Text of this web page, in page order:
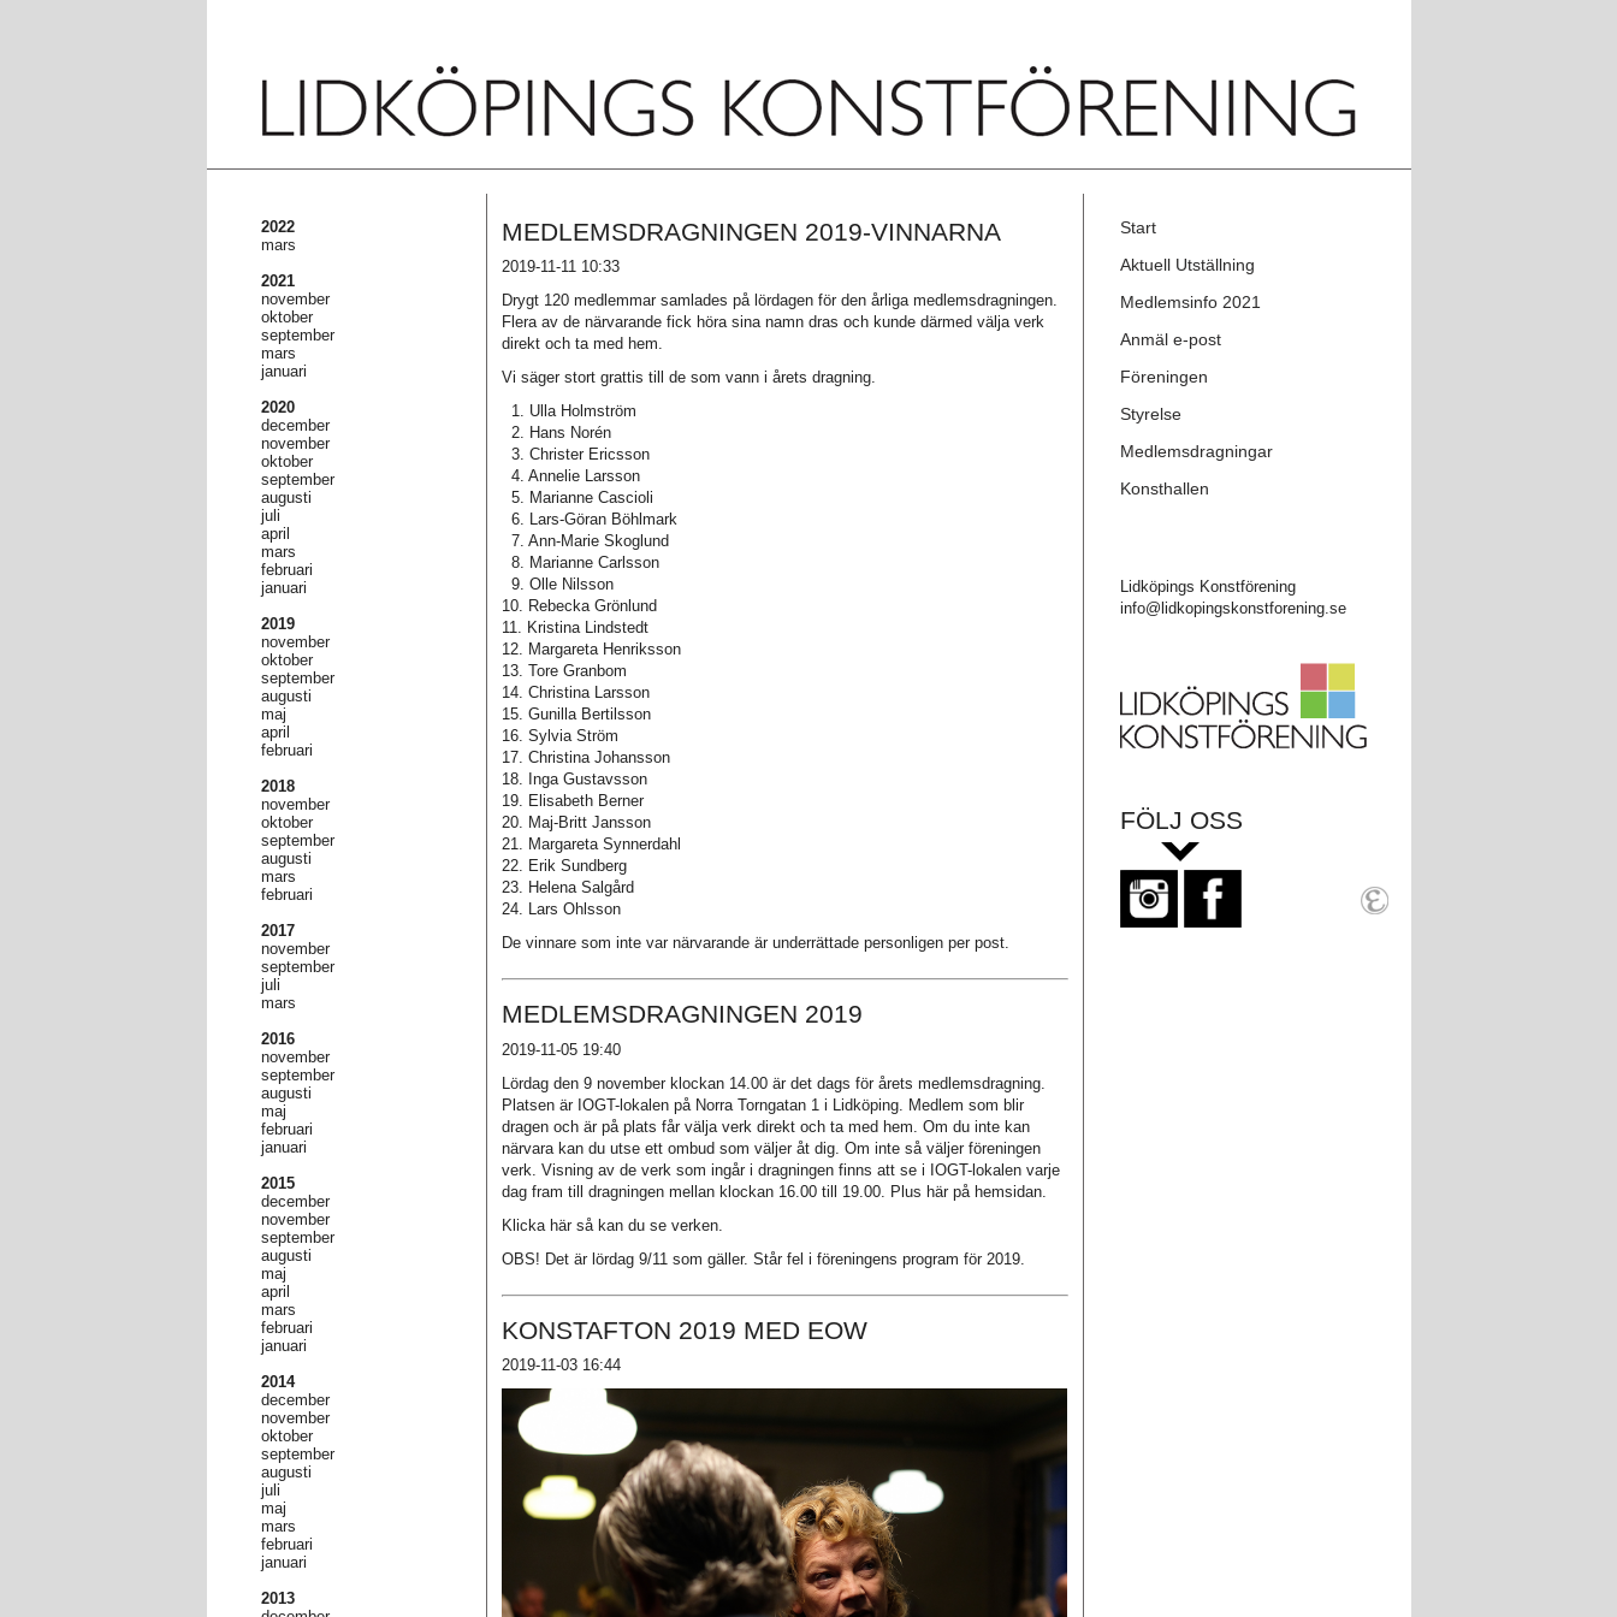
2022
mars
2021
november
oktober
september
mars
januari
2020
december
november
oktober
september
augusti
juli
april
mars
februari
januari
2019
november
oktober
september
augusti
maj
april
februari
2018
november
oktober
september
augusti
mars
februari
2017
november
september
juli
mars
2016
november
september
augusti
maj
februari
januari
2015
december
november
september
augusti
maj
april
mars
februari
januari
2014
december
november
oktober
september
augusti
juli
maj
mars
februari
januari
2013
MEDLEMSDRAGNINGEN 2019-VINNARNA
2019-11-11 10:33
Drygt 120 medlemmar samlades på lördagen för den årliga medlemsdragningen.
Flera av de närvarande fick höra sina namn dras och kunde därmed välja verk
direkt och ta med hem.
Vi säger stort grattis till de som vann i årets dragning.
1. Ulla Holmström
2. Hans Norén
3. Christer Ericsson
4. Annelie Larsson
5. Marianne Cascioli
6. Lars-Göran Böhlmark
7. Ann-Marie Skoglund
8. Marianne Carlsson
9. Olle Nilsson
10. Rebecka Grönlund
11. Kristina Lindstedt
12. Margareta Henriksson
13. Tore Granbom
14. Christina Larsson
15. Gunilla Bertilsson
16. Sylvia Ström
17. Christina Johansson
18. Inga Gustavsson
19. Elisabeth Berner
20. Maj-Britt Jansson
21. Margareta Synnerdahl
22. Erik Sundberg
23. Helena Salgård
24. Lars Ohlsson
De vinnare som inte var närvarande är underrättade personligen per post.
MEDLEMSDRAGNINGEN 2019
2019-11-05 19:40
Lördag den 9 november klockan 14.00 är det dags för årets medlemsdragning.
Platsen är IOGT-lokalen på Norra Torngatan 1 i Lidköping. Medlem som blir
dragen och är på plats får välja verk direkt och ta med hem. Om du inte kan
närvara kan du utse ett ombud som väljer åt dig. Om inte så väljer föreningen
verk. Visning av de verk som ingår i dragningen finns att se i IOGT-lokalen varje
dag fram till dragningen mellan klockan 16.00 till 19.00. Plus här på hemsidan.
Klicka här så kan du se verken.
OBS! Det är lördag 9/11 som gäller. Står fel i föreningens program för 2019.
KONSTAFTON 2019 MED EOW
2019-11-03 16:44
Start
Aktuell Utställning
Medlemsinfo 2021
Anmäl e-post
Föreningen
Styrelse
Medlemsdragningar
Konsthallen
Lidköpings Konstförening
info@lidkopingskonstforening.se
FÖLJ OSS